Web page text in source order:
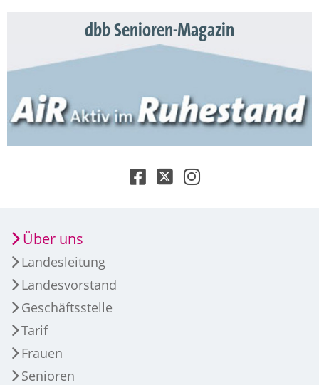
dbb Senioren-Magazin
Über uns
Landesleitung
Landesvorstand
Geschäftsstelle
Tarif
Frauen
Senioren